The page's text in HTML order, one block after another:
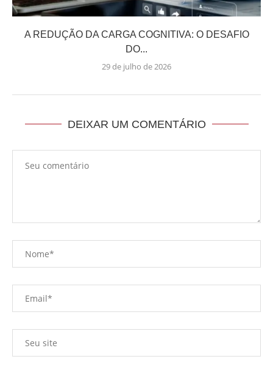
A REDUÇÃO DA CARGA COGNITIVA: O DESAFIO
DO...
29 de julho de 2026
DEIXAR UM COMENTÁRIO